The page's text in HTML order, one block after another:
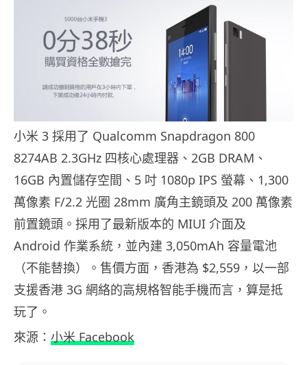
小米 3 採用了 Qualcomm Snapdragon 800
8274AB 2.3GHz 四核心處理器、2GB DRAM、
16GB 內置儲存空間、5 吋 1080p IPS 螢幕、1,300
萬像素 F/2.2 光圈 28mm 廣角主鏡頭及 200 萬像素
前置鏡頭。採用了最新版本的 MIUI 介面及
Android 作業系統，並內建 3,050mAh 容量電池
（不能替換）。售價方面，香港為 $2,559，以一部
支援香港 3G 網絡的高規格智能手機而言，算是抵
玩了。
來源： 小米 Facebook